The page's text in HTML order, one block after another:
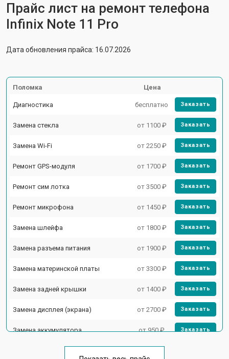
Прайс лист на ремонт телефона
Infinix Note 11 Pro
Дата обновления прайса: 16.07.2026
Поломка Цена
Диагностика бесплатно Заказать
Замена стекла от 1100 ₽ Заказать
Замена Wi-Fi от 2250 ₽ Заказать
Ремонт GPS-модуля от 1700 ₽ Заказать
Ремонт сим лотка от 3500 ₽ Заказать
Ремонт микрофона от 1450 ₽ Заказать
Замена шлейфа от 1800 ₽ Заказать
Замена разъема питания от 1900 ₽ Заказать
Замена материнской платы от 3300 ₽ Заказать
Замена задней крышки от 1400 ₽ Заказать
Замена дисплея (экрана) от 2700 ₽ Заказать
Замена аккумулятора от 950 ₽ Заказать